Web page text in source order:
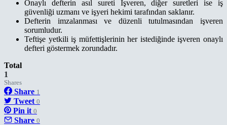
Onaylı defterin asıl sureti İşveren, diğer suretleri ise iş
güvenliği uzmanı ve işyeri hekimi tarafından saklanır.
Defterin imzalanması ve düzenli tutulmasından işveren
sorumludur.
Teftişe yetkili iş müfettişlerinin her istediğinde işveren onaylı
defteri göstermek zorundadır.
Total
1
Shares
Share 1
Tweet 0
Pin it 0
Share 0